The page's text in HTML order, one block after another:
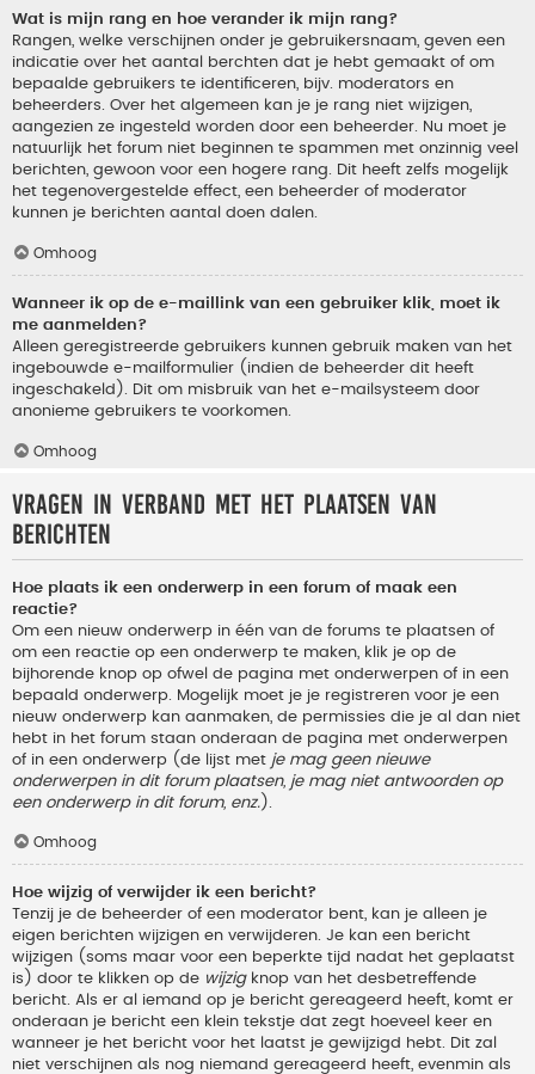
Wat is mijn rang en hoe verander ik mijn rang?
Rangen, welke verschijnen onder je gebruikersnaam, geven een
indicatie over het aantal berchten dat je hebt gemaakt of om
bepaalde gebruikers te identificeren, bijv. moderators en
beheerders. Over het algemeen kan je je rang niet wijzigen,
aangezien ze ingesteld worden door een beheerder. Nu moet je
natuurlijk het forum niet beginnen te spammen met onzinnig veel
berichten, gewoon voor een hogere rang. Dit heeft zelfs mogelijk
het tegenovergestelde effect, een beheerder of moderator
kunnen je berichten aantal doen dalen.
Omhoog
Wanneer ik op de e-maillink van een gebruiker klik, moet ik
me aanmelden?
Alleen geregistreerde gebruikers kunnen gebruik maken van het
ingebouwde e-mailformulier (indien de beheerder dit heeft
ingeschakeld). Dit om misbruik van het e-mailsysteem door
anonieme gebruikers te voorkomen.
Omhoog
Vragen in verband met het plaatsen van
berichten
Hoe plaats ik een onderwerp in een forum of maak een
reactie?
Om een nieuw onderwerp in één van de forums te plaatsen of
om een reactie op een onderwerp te maken, klik je op de
bijhorende knop op ofwel de pagina met onderwerpen of in een
bepaald onderwerp. Mogelijk moet je je registreren voor je een
nieuw onderwerp kan aanmaken, de permissies die je al dan niet
hebt in het forum staan onderaan de pagina met onderwerpen
of in een onderwerp (de lijst met je mag geen nieuwe
onderwerpen in dit forum plaatsen, je mag niet antwoorden op
een onderwerp in dit forum, enz. ).
Omhoog
Hoe wijzig of verwijder ik een bericht?
Tenzij je de beheerder of een moderator bent, kan je alleen je
eigen berichten wijzigen en verwijderen. Je kan een bericht
wijzigen (soms maar voor een beperkte tijd nadat het geplaatst
is) door te klikken op de wijzigknop van het desbetreffende
bericht. Als er al iemand op je bericht gereageerd heeft, komt er
onderaan je bericht een klein tekstje dat zegt hoeveel keer en
wanneer je het bericht voor het laatst je gewijzigd hebt. Dit zal
niet verschijnen als nog niemand gereageerd heeft, evenmin als